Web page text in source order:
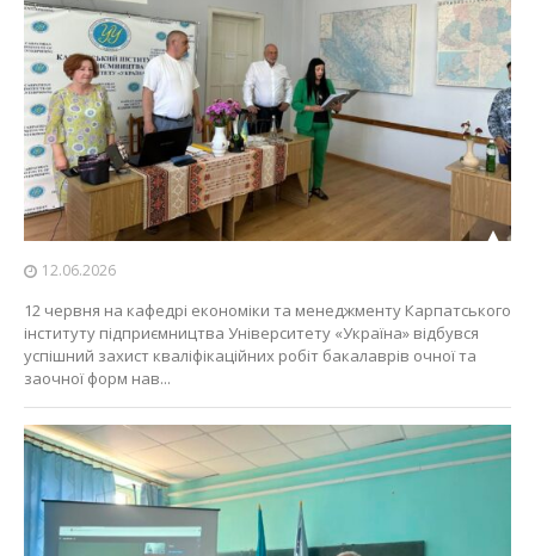
12.06.2026
12 червня на кафедрі економіки та менеджменту Карпатського
інституту підприємництва Університету «Україна» відбувся
успішний захист кваліфікаційних робіт бакалаврів очної та
заочної форм нав...